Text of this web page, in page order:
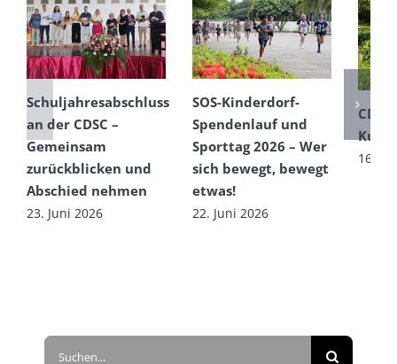
Schuljahresabschluss
an der CDSC –
Gemeinsam
zurückblicken und
Abschied nehmen
23. Juni 2026
SOS-Kinderdorf-
Spendenlauf und
Sporttag 2026 – Wer
sich bewegt, bewegt
etwas!
22. Juni 2026
CDSC
16.
Suche